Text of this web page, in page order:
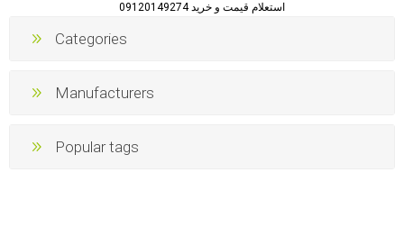
استعلام قیمت و خرید 09120149274
Categories
Manufacturers
Popular tags